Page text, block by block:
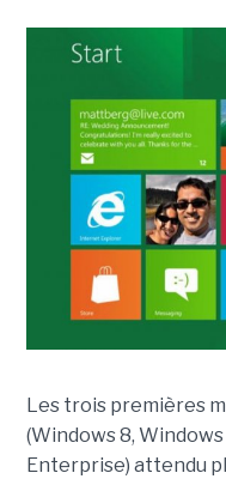
Les trois premières
(Windows 8,
Enterprise) attendu